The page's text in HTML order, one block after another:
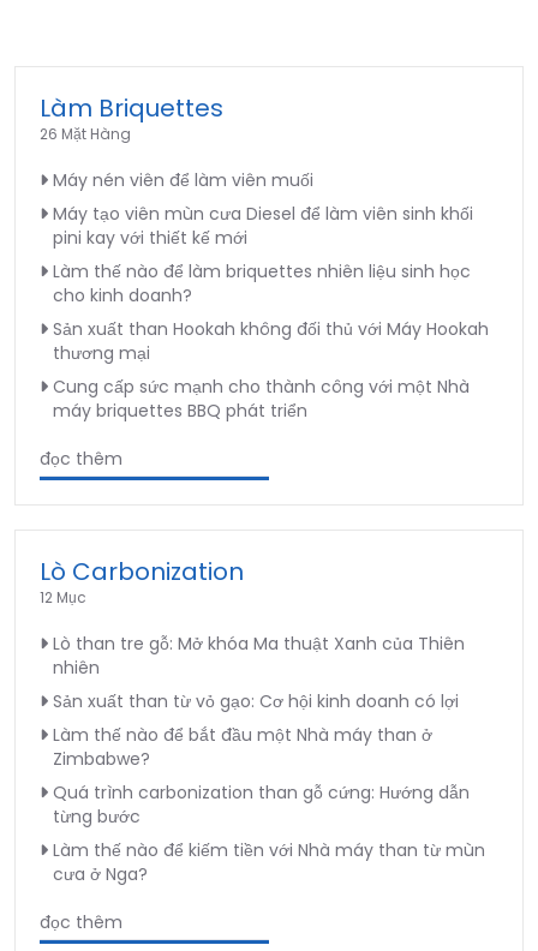
Làm Briquettes
26 Mặt Hàng
Máy nén viên để làm viên muối
Máy tạo viên mùn cưa Diesel để làm viên sinh khối
pini kay với thiết kế mới
Làm thế nào để làm briquettes nhiên liệu sinh học
cho kinh doanh?
Sản xuất than Hookah không đối thủ với Máy Hookah
thương mại
Cung cấp sức mạnh cho thành công với một Nhà
máy briquettes BBQ phát triển
đọc thêm
Lò Carbonization
12 Mục
Lò than tre gỗ: Mở khóa Ma thuật Xanh của Thiên
nhiên
Sản xuất than từ vỏ gạo: Cơ hội kinh doanh có lợi
Làm thế nào để bắt đầu một Nhà máy than ở
Zimbabwe?
Quá trình carbonization than gỗ cứng: Hướng dẫn
từng bước
Làm thế nào để kiếm tiền với Nhà máy than từ mùn
cưa ở Nga?
đọc thêm